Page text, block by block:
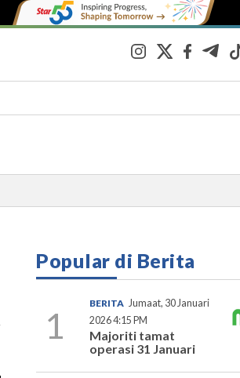
Popular di Berita
1
BERITA Jumaat, 30 Januari
2026 4:15 PM
Majoriti tamat
operasi 31 Januari